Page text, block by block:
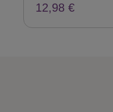
12,98 €